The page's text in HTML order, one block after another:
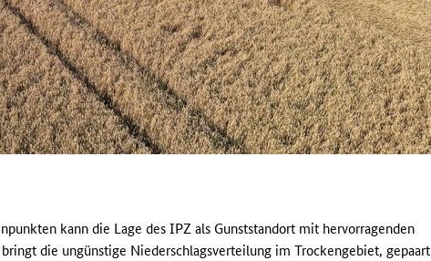
kann die Lage des IPZ als Gunststandort mit hervorragenden
die ungünstige Niederschlagsverteilung im Trockengebiet, gepaart